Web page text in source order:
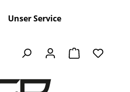
Unser Service
Warenkorb